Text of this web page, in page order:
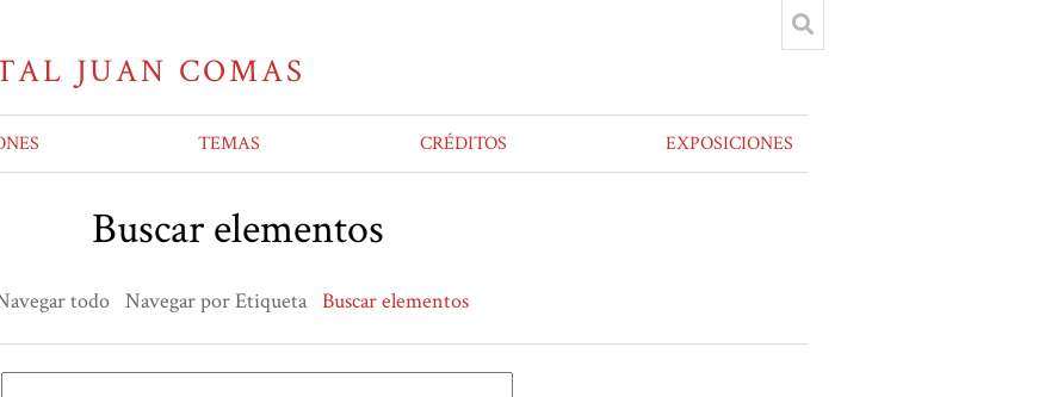
TEMAS CRÉDITOS EXPOSICIONES
Buscar elementos
todo Navegar por Etiqueta Buscar elementos